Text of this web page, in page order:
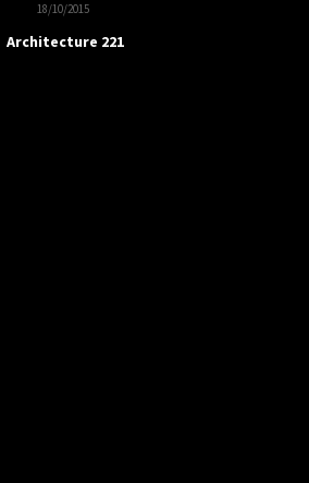
18/10/2015
Architecture 221